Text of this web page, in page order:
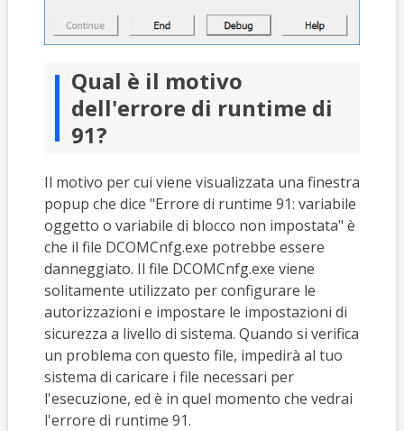
Qual è il motivo
dell'errore di runtime di
91?
Il motivo per cui viene visualizzata una finestra
popup che dice "Errore di runtime 91: variabile
oggetto o variabile di blocco non impostata" è
che il file DCOMCnfg.exe potrebbe essere
danneggiato. Il file DCOMCnfg.exe viene
solitamente utilizzato per configurare le
autorizzazioni e impostare le impostazioni di
sicurezza a livello di sistema. Quando si verifica
un problema con questo file, impedirà al tuo
sistema di caricare i file necessari per
l'esecuzione, ed è in quel momento che vedrai
l'errore di runtime 91.